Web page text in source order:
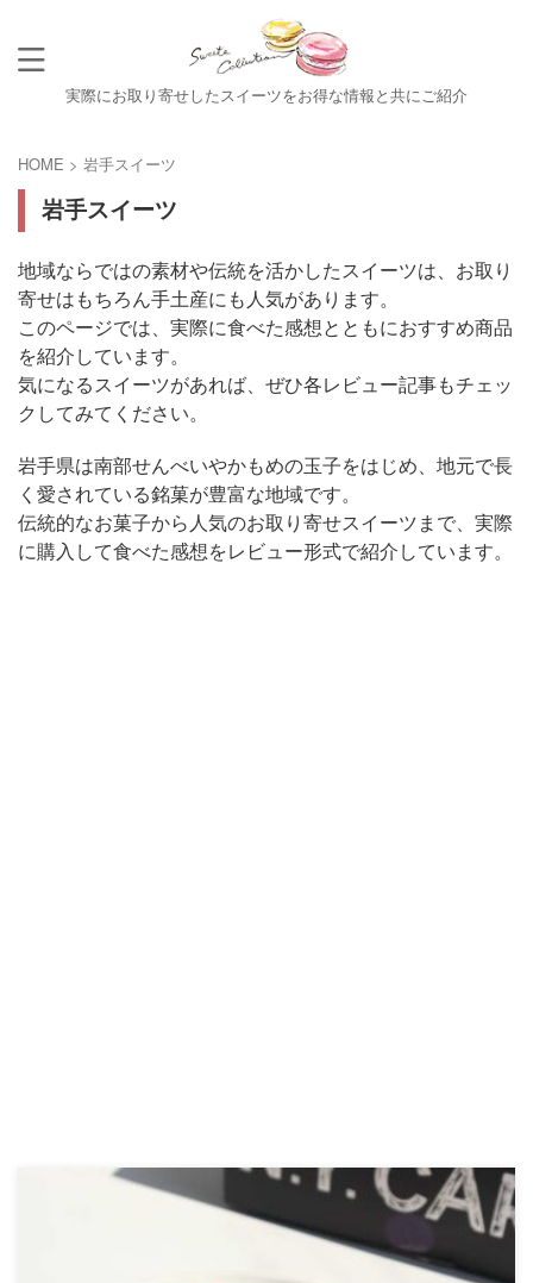
実際にお取り寄せしたスイーツをお得な情報と共にご紹介
HOME > 岩手スイーツ
岩手スイーツ
地域ならではの素材や伝統を活かしたスイーツは、お取り
寄せはもちろん手土産にも人気があります。
このページでは、実際に食べた感想とともにおすすめ商品
を紹介しています。
気になるスイーツがあれば、ぜひ各レビュー記事もチェッ
クしてみてください。
岩手県は南部せんべいやかもめの玉子をはじめ、地元で長
く愛されている銘菓が豊富な地域です。
伝統的なお菓子から人気のお取り寄せスイーツまで、実際
に購入して食べた感想をレビュー形式で紹介しています。